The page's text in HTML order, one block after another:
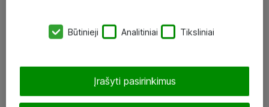
eShop@atea.lt
Būtinieji Analitiniai Tiksliniai
Įrašyti pasirinkimus